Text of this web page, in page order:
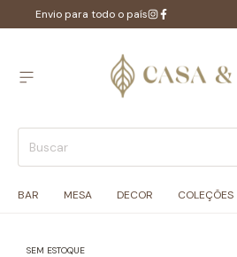
Envio para todo o país
BAR MESA DECOR COLEÇÕES
SEM ESTOQUE